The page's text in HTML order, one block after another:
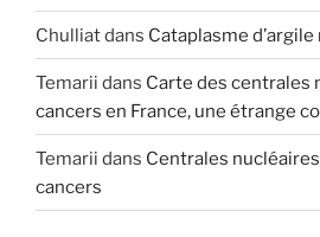
Chulliatdans Cataplasme d’argile
Temarii dans Carte des centrales
cancers en France, une étrange
Temarii dans Centrales
cancers